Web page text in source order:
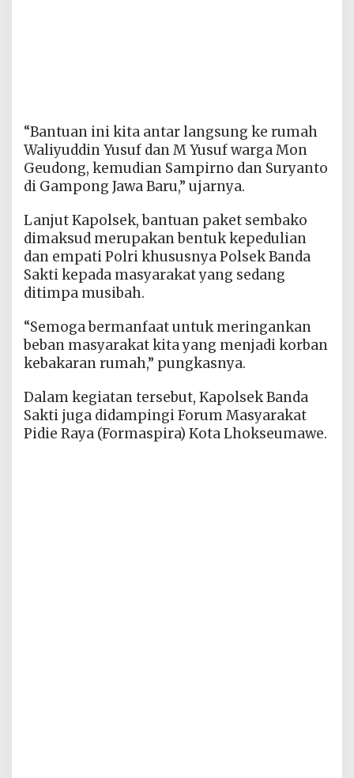
“Bantuan ini kita antar langsung ke rumah
Waliyuddin Yusuf dan M Yusuf warga Mon
Geudong, kemudian Sampirno dan Suryanto
di Gampong Jawa Baru,” ujarnya.
Lanjut Kapolsek, bantuan paket sembako
dimaksud merupakan bentuk kepedulian
dan empati Polri khususnya Polsek Banda
Sakti kepada masyarakat yang sedang
ditimpa musibah.
“Semoga bermanfaat untuk meringankan
beban masyarakat kita yang menjadi korban
kebakaran rumah,” pungkasnya.
Dalam kegiatan tersebut, Kapolsek Banda
Sakti juga didampingi Forum Masyarakat
Pidie Raya (Formaspira) Kota Lhokseumawe.